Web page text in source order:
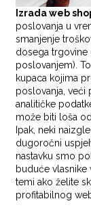
Izrada web
poslovanja u
smanjenje
dosega
poslovanjem).
kupaca kojima
poslovanja, veći
analitičke
može biti loša
Ipak, neki
dugoročni
nastavku smo
buduće vlasnike
temi ako želite
profitabilnog